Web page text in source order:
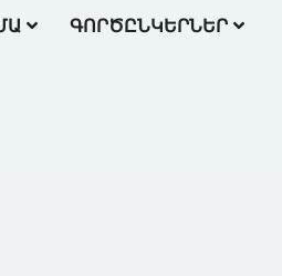
ԳՈՐԾԸՆԿԵՐՆԵՐ